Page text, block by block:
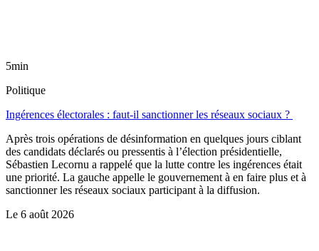
5min
Politique
Ingérences électorales : faut-il sanctionner les réseaux sociaux ?
Après trois opérations de désinformation en quelques jours ciblant
des candidats déclarés ou pressentis à l’élection présidentielle,
Sébastien Lecornu a rappelé que la lutte contre les ingérences était
une priorité. La gauche appelle le gouvernement à en faire plus et à
sanctionner les réseaux sociaux participant à la diffusion.
Le 6 août 2026